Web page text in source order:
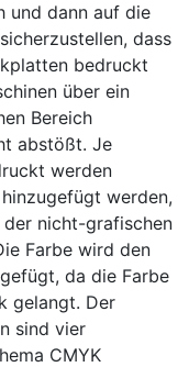
und dann auf die
dass
bedruckt
über ein
Bereich
abstößt. Je
werden
werden,
der nicht-grafischen
Farbe wird den
da die Farbe
gelangt. Der
sind vier
CMYK